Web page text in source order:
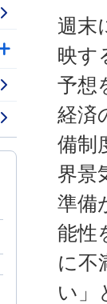
週末
映す
予想
経済
備制
界景
準備
能性
に不
い」